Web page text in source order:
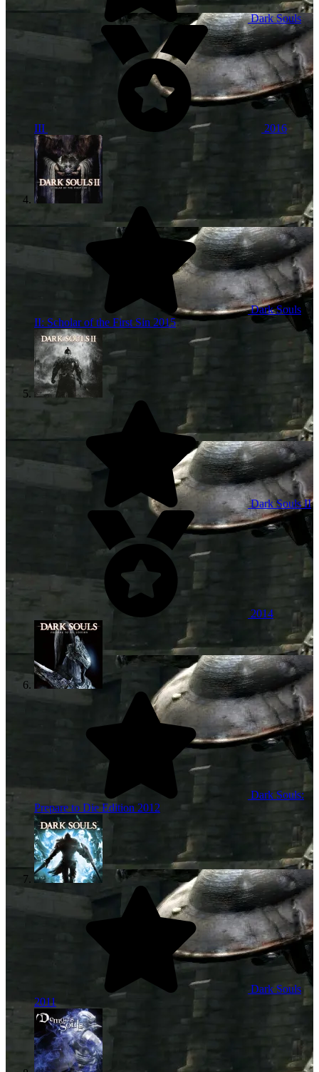
Dark Souls
III 2016
Dark Souls
II: Scholar of the First Sin 2015
Dark Souls II
2014
Dark Souls:
Prepare to Die Edition 2012
Dark Souls
2011